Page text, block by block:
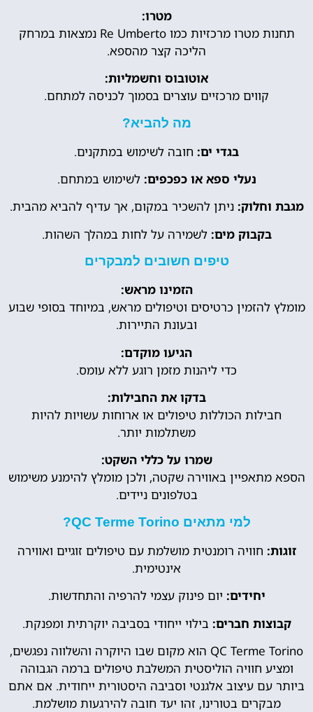
מטרו:
תחנות מטרו מרכזיות כמו Re Umberto נמצאות במרחק
הליכה קצר מהספא.
אוטובוס וחשמליות:
קווים מרכזיים עוצרים בסמוך לכניסה למתחם.
מה להביא?
בגדי ים: חובה לשימוש במתקנים.
נעלי ספא או כפכפים: לשימוש במתחם.
מגבת וחלוק: ניתן להשכיר במקום, אך עדיף להביא מהבית.
בקבוק מים: לשמירה על לחות במהלך השהות.
טיפים חשובים למבקרים
הזמינו מראש:
מומלץ להזמין כרטיסים וטיפולים מראש, במיוחד בסופי שבוע
ובעונת התיירות.
הגיעו מוקדם:
כדי ליהנות מזמן רוגע ללא עומס.
בדקו את החבילות:
חבילות הכוללות טיפולים או ארוחות עשויות להיות
משתלמות יותר.
שמרו על כללי השקט:
הספא מתאפיין באווירה שקטה, ולכן מומלץ להימנע משימוש
בטלפונים ניידים.
למי מתאים QC Terme Torino?
זוגות: חוויה רומנטית מושלמת עם טיפולים זוגיים ואווירה
אינטימית.
יחידים: יום פינוק עצמי להרפיה והתחדשות.
קבוצות חברים: בילוי ייחודי בסביבה יוקרתית ומפנקת.
QC Terme Torino הוא מקום שבו היוקרה והשלווה נפגשים,
ומציע חוויה הוליסטית המשלבת טיפולים ברמה הגבוהה
ביותר עם עיצוב אלגנטי וסביבה היסטורית ייחודית. אם אתם
מבקרים בטורינו, זהו יעד חובה להירגעות מושלמת.